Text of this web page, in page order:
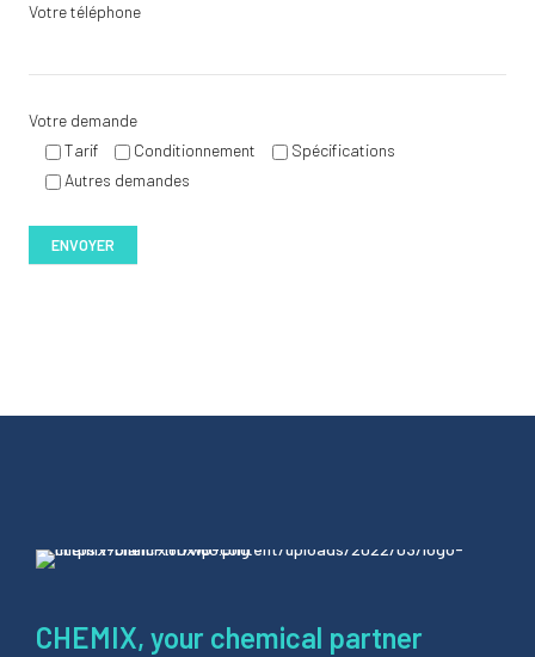
Votre téléphone
Votre demande
Tarif
Conditionnement
Spécifications
Autres demandes
CHEMIX, your chemical partner